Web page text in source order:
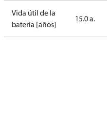
Vida útil de la
batería [años]
15.0 a.